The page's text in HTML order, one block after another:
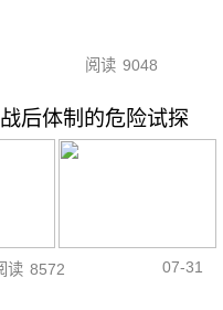
阅读 9048
后体制的危险试探
读 8572 07-31